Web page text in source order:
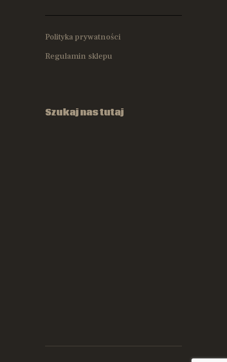
Polityka prywatności
Regulamin sklepu
Szukaj nas tutaj